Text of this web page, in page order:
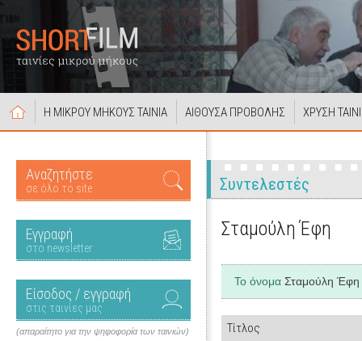
Η ΜΙΚΡΟΥ ΜΗΚΟΥΣ ΤΑΙΝΙΑ ΑΙΘΟΥΣΑ ΠΡΟΒΟΛΗΣ ΧΡΥΣΗ
Αναζητήστε
σε όλο το site
Εγγραφή
στο newsletter
Είσοδος / εγγραφή
στις ταινίες μας
(απαραίτητο για την ψηφοφορία των ταινιών)
Συντελεστές
Σταμούλη Έφη
Το όνομα Σταμούλη Έφη
Τίτλος